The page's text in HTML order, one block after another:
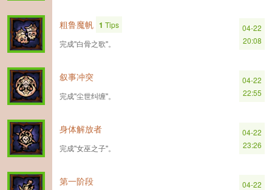
粗鲁魔帆 1 Tips
完成''白骨之歌''。
04-22
20:08
叙事冲突
完成''尘世纠缠''。
04-22
22:55
身体解放者
完成''女巫之子''。
04-22
23:26
第一阶段
04-22